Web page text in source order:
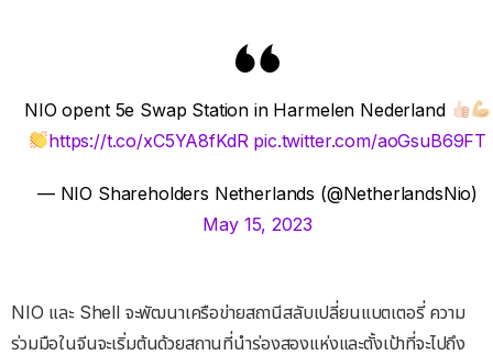
NIO opent 5e Swap Station in Harmelen Nederland
https://t.co/xC5YA8fKdR pic.twitter.com/aoGsuB69FT
— NIO Shareholders Netherlands (@NetherlandsNio)
May 15, 2023
NIO และ Shell จะพัฒนาเครือข่ายสถานีสลับเปลี่ยนแบตเตอรี่ ความ
ร่วมมือในจีนจะเริ่มต้นด้วยสถานที่นำร่องสองแห่งและตั้งเป้าที่จะไปถึง